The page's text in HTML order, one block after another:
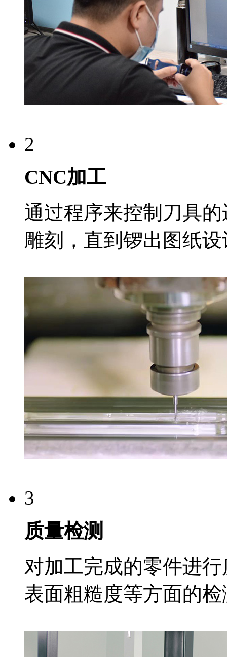
2
CNC加工
通过程序来控制刀具
雕刻，直到锣出图纸
3
质量检测
对加工完成的零件进
表面粗糙度等方面的检